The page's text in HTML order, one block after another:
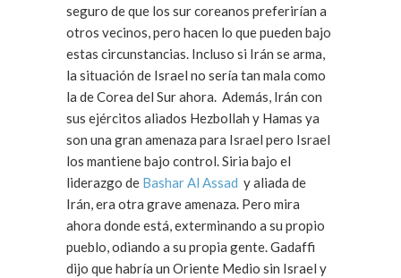
seguro de que los sur coreanos preferirían a
otros vecinos, pero hacen lo que pueden bajo
estas circunstancias. Incluso si Irán se arma,
la situación de Israel no sería tan mala como
la de Corea del Sur ahora. Además, Irán con
sus ejércitos aliados Hezbollah y Hamas ya
son una gran amenaza para Israel pero Israel
los mantiene bajo control. Siria bajo el
liderazgo de Bashar Al Assad y aliada de
Irán, era otra grave amenaza. Pero mira
ahora donde está, exterminando a su propio
pueblo, odiando a su propia gente. Gadaffi
dijo que habría un Oriente Medio sin Israel y